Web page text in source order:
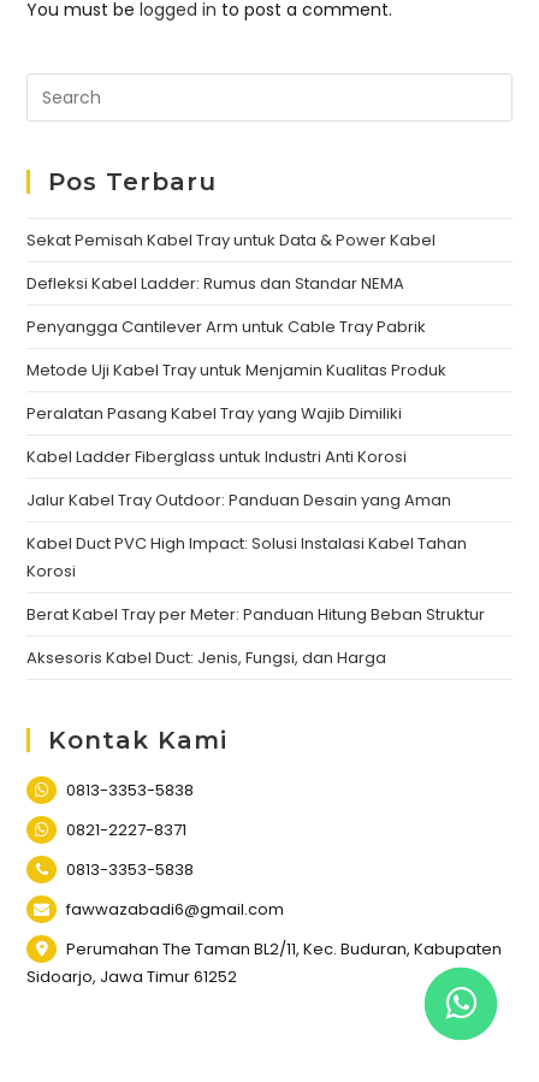
You must belogged in to post a comment.
Pos Terbaru
Sekat Pemisah Kabel Tray untuk Data & Power Kabel
Defleksi Kabel Ladder: Rumus dan Standar NEMA
Penyangga Cantilever Arm untuk Cable Tray Pabrik
Metode Uji Kabel Tray untuk Menjamin Kualitas Produk
Peralatan Pasang Kabel Tray yang Wajib Dimiliki
Kabel Ladder Fiberglass untuk Industri Anti Korosi
Jalur Kabel Tray Outdoor: Panduan Desain yang Aman
Kabel Duct PVC High Impact: Solusi Instalasi Kabel Tahan
Korosi
Berat Kabel Tray per Meter: Panduan Hitung Beban Struktur
Aksesoris Kabel Duct: Jenis, Fungsi, dan Harga
Kontak Kami
0813-3353-5838
0821-2227-8371
0813-3353-5838
fawwazabadi6@gmail.com
Perumahan The Taman BL2/11, Kec. Buduran, Kabupaten
Sidoarjo, Jawa Timur 61252